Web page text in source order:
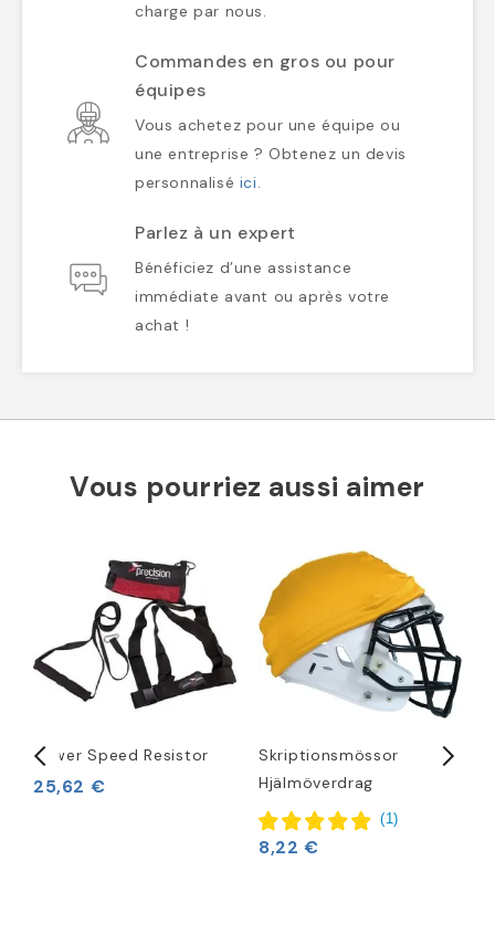
charge par nous.
Commandes en gros ou pour
équipes
Vous achetez pour une équipe ou
une entreprise ? Obtenez un devis
personnalisé ici.
Parlez à un expert
Bénéficiez d’une assistance
immédiate avant ou après votre
achat !
Vous pourriez aussi aimer
Power Speed Resistor
25,62 €
Skriptionsmössor
Hjälmöverdrag
(1)
8,22 €